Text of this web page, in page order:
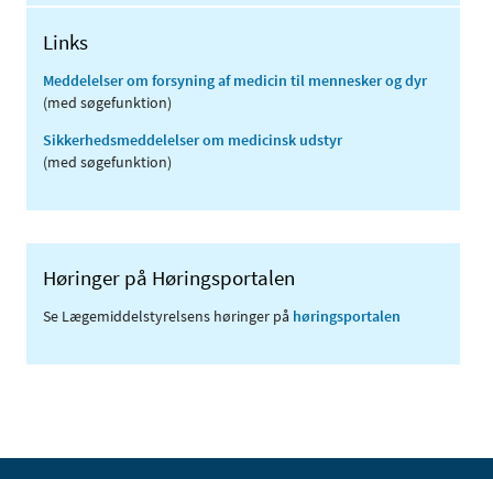
Links
Meddelelser om forsyning af medicin til mennesker og dyr
(med søgefunktion)
Sikkerhedsmeddelelser om medicinsk udstyr
(med søgefunktion)
Høringer på Høringsportalen
Se Lægemiddelstyrelsens høringer på høringsportalen